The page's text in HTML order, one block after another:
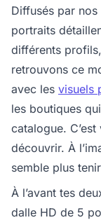
Diffusés par
portraits
différents
retrouvons ce
avec les visuels
les boutiques
catalogue.
découvrir. À
semble plus
À l’avant tes
dalle HD de 5